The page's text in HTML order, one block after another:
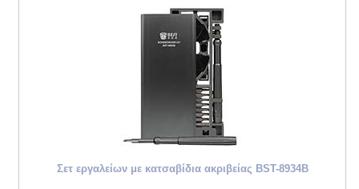
Σετ εργαλείων με κατσαβίδια ακριβείας BST-8934B